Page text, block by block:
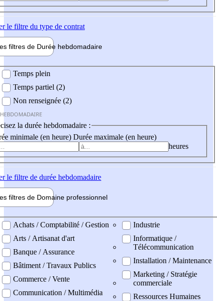
le filtre du type de contrat
filtres de Durée hebdomadaire
Temps plein
Temps partiel (2)
Non renseignée (2)
la durée hebdomadaire :
minimale (en heure) Durée maximale (en heure)
heures
le filtre de durée hebdomadaire
filtres de Domaine professionnel
professionel
Achats / Comptabilité / Gestion
Arts / Artisanat d'art
Banque / Assurance
Bâtiment / Travaux Publics
Commerce / Vente
Communication / Multimédia
Industrie
Informatique /
Télécommunication
Installation / Maintenance
Marketing / Stratégie
commerciale
Ressources Humaines